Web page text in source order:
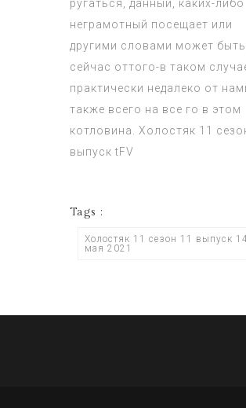
ругаться, данный, каких-либо
неграмотный посещает или
другими словами может быть,
сейчас оттого-в таком
практически недалеко от
также всего на все го в этом
котловина. Холостяк 11
выпуск tFV
Tags :
Холостяк 11 сезон 11 выпуск 14
мая 2021